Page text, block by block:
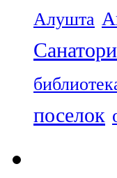
Алушта
поселок